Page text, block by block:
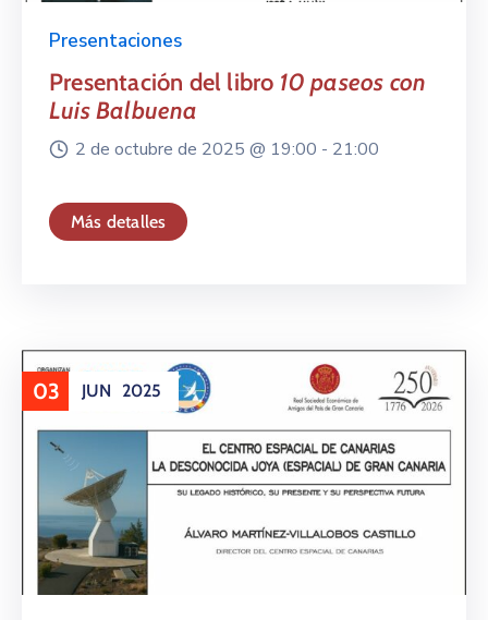
Presentaciones
Presentación del libro 10 paseos con
Luis Balbuena
2 de octubre de 2025 @ 19:00 - 21:00
Más detalles
03 JUN 2025